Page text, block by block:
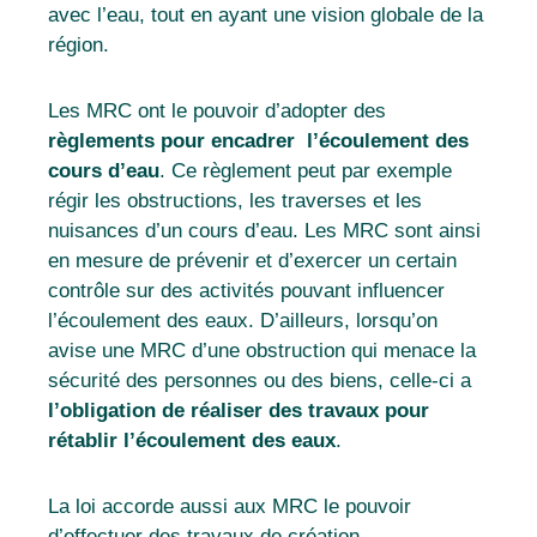
avec l’eau, tout en ayant une vision globale de la
région.
Les MRC ont le pouvoir d’adopter des
règlements pour encadrer l’écoulement des
cours d’eau. Ce règlement peut par exemple
régir les obstructions, les traverses et les
nuisances d’un cours d’eau. Les MRC sont ainsi
en mesure de prévenir et d’exercer un certain
contrôle sur des activités pouvant influencer
l’écoulement des eaux. D’ailleurs, lorsqu’on
avise une MRC d’une obstruction qui menace la
sécurité des personnes ou des biens, celle-ci a
l’obligation de réaliser des travaux pour
rétablir l’écoulement des eaux.
La loi accorde aussi aux MRC le pouvoir